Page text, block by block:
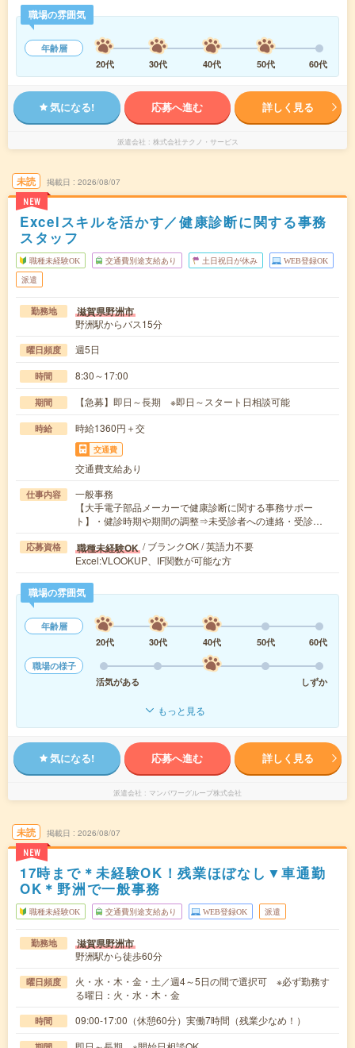
職場の雰囲気
年齢層
20代
30代 40代 50代 60代
気になる! 応募へ進む 詳しく見る
派遣会社 株式会社テクノ・サービス
未読
NEW
掲載日 2026/08/07
Excelスキルを活かす／健康診断に関する事務
スタッフ
職種未経験OK 交通費別途支給あり 土日祝日が休み WEB登録OK
派遣
勤務地 滋賀県野洲市
野洲駅からバス15分
曜日頻度 週5日
時間 8:30～17:00
期間 【急募】即日～長期 ※即日～スタート日相談可能
時給 時給1360円＋交
交通費
交通費支給あり
仕事内容
一般事務
【大手電子部品メーカーで健康診断に関する事務サポー
ト】・健診時期や期間の調整⇒未受診者への連絡・受診…
応募資格 職種未経験OK / ブランクOK / 英語力不要
Excel:VLOOKUP、IF関数が可能な方
職場の雰囲気
年齢層
20代
30代 40代 50代
60代
職場の様子
活気がある
しずか
もっと見る
気になる! 応募へ進む 詳しく見る
派遣会社 マンパワーグループ株式会社
未読
NEW
掲載日 2026/08/07
17時まで＊未経験OK！残業ほぼなし▼車通勤
OK＊野洲で一般事務
職種未経験OK 交通費別途支給あり WEB登録OK 派遣
勤務地 滋賀県野洲市
野洲駅から徒歩60分
曜日頻度
火・水・木・金・土／週4～5日の間で選択可 ※必ず勤務す
る曜日：火・水・木・金
時間 09:00-17:00（休憩60分）実働7時間（残業少なめ！）